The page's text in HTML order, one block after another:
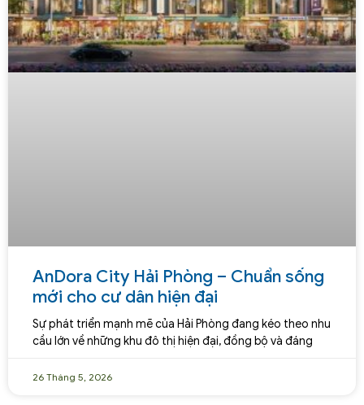
AnDora City Hải Phòng – Chuẩn sống
mới cho cư dân hiện đại
Sự phát triển mạnh mẽ của Hải Phòng đang kéo theo nhu
cầu lớn về những khu đô thị hiện đại, đồng bộ và đáng
26 Tháng 5, 2026